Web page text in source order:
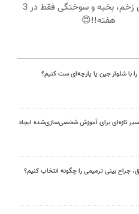
ترمیم جای زخم، بخیه و سوختگی فقط در 3
هفته!!😍
با شلوار جین یا پارچه‌ای ست کنیم؟
مسیر تازه‌ای برای آموزش شخصی‌سازی‌شده ایجاد
جراح بینی ترمیمی را چگونه انتخاب کنیم؟